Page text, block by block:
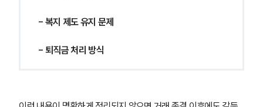
사례분석/최신동향
- 복지 제도 유지 문제
- 퇴직금 처리 방식